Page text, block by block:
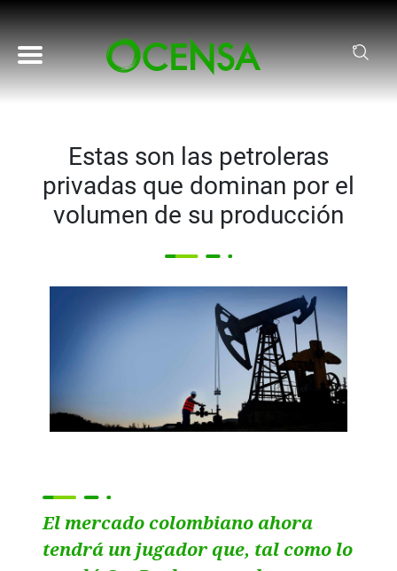
Pasar al contenido principal
Estas son las petroleras
privadas que dominan por el
volumen de su producción
El mercado colombiano ahora
tendrá un jugador que, tal como lo